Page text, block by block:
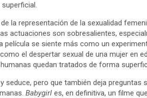
la representación de la sexualidad
actuaciones son sobresalientes,
película se siente más como un
el despertar sexual de una mujer en
quedan tratados de forma
seduce, pero que también deja preguntas
Babygirl es, en definitiva, un filme